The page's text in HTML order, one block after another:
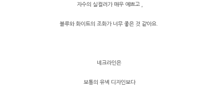
자수의 실컬러가 매우 예쁘고 ,
블루와 화이트의 조화가 너무 좋은 것 같아요.
네크라인은
보통의 유넥 디자인보다